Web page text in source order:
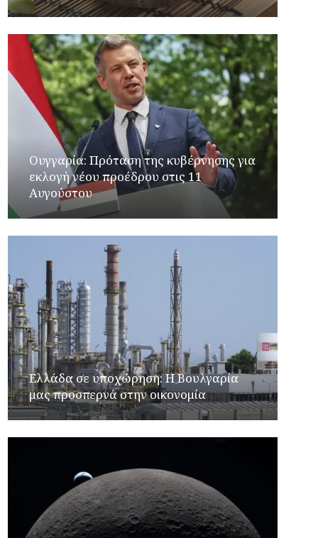
Ουγγαρία: Πρόταση της κυβέρνησης για
εκλογή νέου προέδρου στις 11
Αυγούστου
Ελλάδα σε υποχώρηση: Η Βουλγαρία
μας προσπερνά στην οικονομία